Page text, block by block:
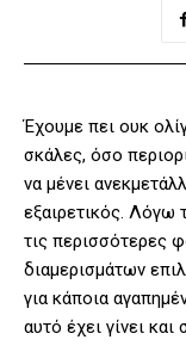
Έχουμε πει ουκ
σκάλες, όσο
να μένει
εξαιρετικός. Λόγω
τις περισσότερες
διαμερισμάτων
για κάποια
αυτό έχει γίνει